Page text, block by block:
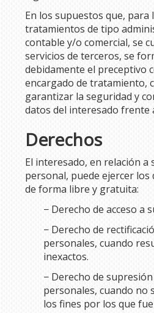
En los supuestos que, para
tratamientos de tipo
contable y/o comercial, se
servicios de terceros, se
debidamente el preceptivo
encargado de tratamiento,
garantizar la seguridad y
datos del interesado frente
Derechos
El interesado, en relación a
personal, puede ejercer
de forma libre y gratuita:
− Derecho de acceso a
− Derecho de
personales, cuando
inexactos.
− Derecho de
personales, cuando no
los fines por los que